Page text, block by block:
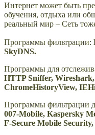
Интернет может быть
обучения, отдыха или
реальный мир – Сеть
Программы фильтрации:
SkyDNS.
Программы для
HTTP Sniffer,
ChromeHistoryView,
Программы фильтрации
007-Mobile, Kaspersky
F-Secure Mobile